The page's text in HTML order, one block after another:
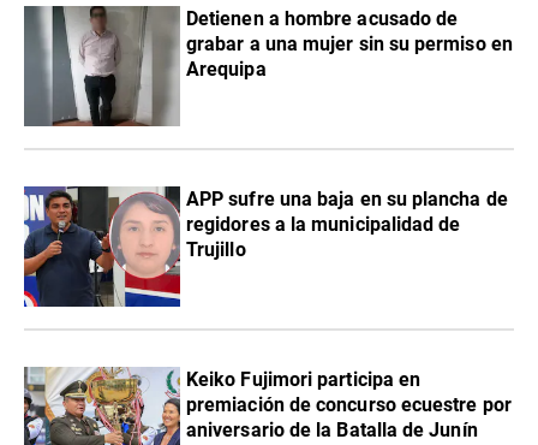
Detienen a hombre acusado de
grabar a una mujer sin su permiso en
Arequipa
APP sufre una baja en su plancha de
regidores a la municipalidad de
Trujillo
Keiko Fujimori participa en
premiación de concurso ecuestre por
aniversario de la Batalla de Junín